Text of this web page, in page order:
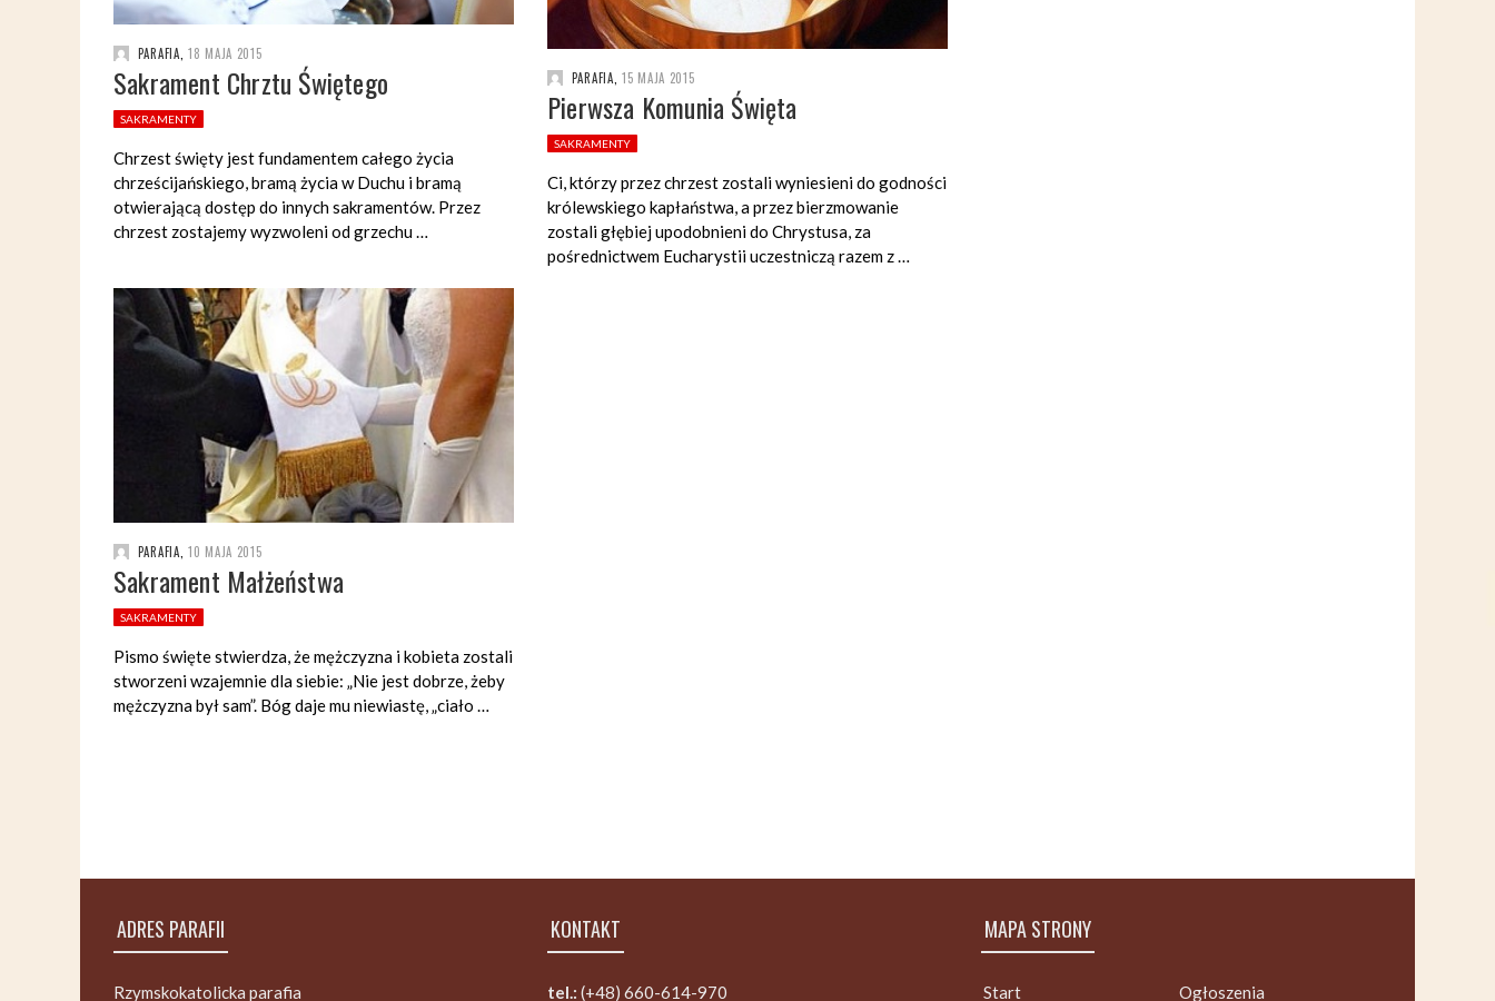
PARAFIA 18 MAJA 2015
Sakrament Chrztu Świętego
SAKRAMENTY
Chrzest święty jest fundamentem całego życia
chrześcijańskiego, bramą życia w Duchu i bramą
otwierającą dostęp do innych sakramentów. Przez
chrzest zostajemy wyzwoleni od grzechu …
PARAFIA 15 MAJA 2015
Pierwsza Komunia Święta
SAKRAMENTY
Ci, którzy przez chrzest zostali wyniesieni do godności
królewskiego kapłaństwa, a przez bierzmowanie
zostali głębiej upodobnieni do Chrystusa, za
pośrednictwem Eucharystii uczestniczą razem z …
PARAFIA 10 MAJA 2015
Sakrament Małżeństwa
SAKRAMENTY
Pismo święte stwierdza, że mężczyzna i kobieta zostali
stworzeni wzajemnie dla siebie: „Nie jest dobrze, żeby
mężczyzna był sam”. Bóg daje mu niewiastę, „ciało …
ADRES PARAFII
Rzymskokatolicka parafia
KONTAKT
tel.: (+48) 660-614-970
MAPA STRONY
Start Ogłoszenia